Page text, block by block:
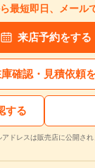
最短即日、メール
来店予約をする
確認・見積依頼
する
ドレスは販売店に公開され